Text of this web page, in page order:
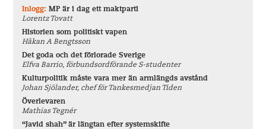
Inlogg:MP är i dag ett maktparti
Lorentz Tovatt
Historien som politiskt vapen
Håkan A Bengtsson
Det goda och det förlorade Sverige
Elfva Barrio, förbundsordförande S-studenter
Kulturpolitik måste vara mer än armlängds avstånd
Johan Sjölander, chef för Tankesmedjan Tiden
Överlevaren
Mathias Tegnér
“Javid shah” är längtan efter systemskifte